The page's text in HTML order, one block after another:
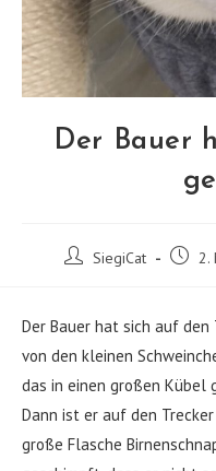
Der Bauer
Beitrags-SiegiCat
Beitrag
2.
Der Bauer hat sich auf
von den kleinen
das in einen großen Kübel
Dann ist er auf den
große Flasche